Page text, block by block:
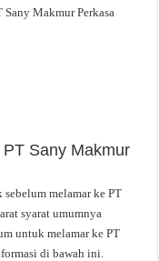
Makmur Perkasa
Sany Makmur
melamar ke PT
syarat umumnya
untuk melamar ke PT
di bawah ini.